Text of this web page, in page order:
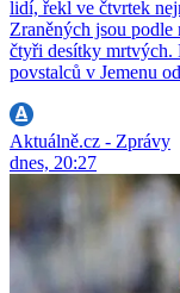
lidí, řekl ve čtvrtek
Zraněných jsou podle
čtyři desítky mrtvých.
povstalců v Jemenu
Aktuálně.cz - Zprávy
dnes, 20:27